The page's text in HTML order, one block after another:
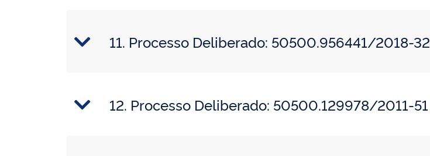
11. Processo Deliberado: 50500.956441/2018-32
12. Processo Deliberado: 50500.129978/2011-51